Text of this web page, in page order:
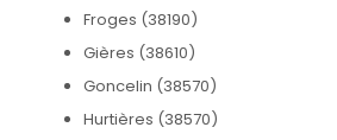
Froges (38190)
Gières (38610)
Goncelin (38570)
Hurtières (38570)